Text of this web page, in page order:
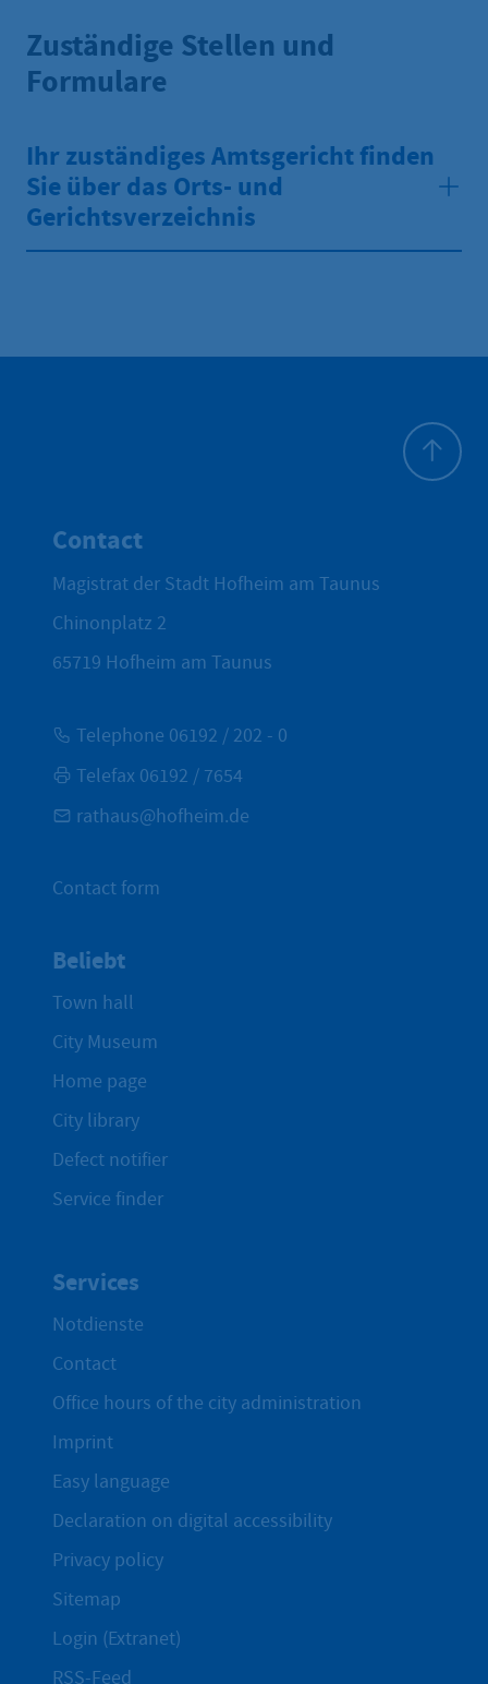
Zuständige Stellen und
Formulare
Ihr zuständiges Amtsgericht finden
Sie über das Orts- und
Gerichtsverzeichnis
Contact
Magistrat der Stadt Hofheim am Taunus
Chinonplatz 2
65719 Hofheim am Taunus
Telephone 06192 / 202 - 0
Telefax 06192 / 7654
rathaus@hofheim.de
Contact form
Beliebt
Town hall
City Museum
Home page
City library
Defect notifier
Service finder
Services
Notdienste
Contact
Office hours of the city administration
Imprint
Easy language
Declaration on digital accessibility
Privacy policy
Sitemap
Login (Extranet)
RSS-Feed